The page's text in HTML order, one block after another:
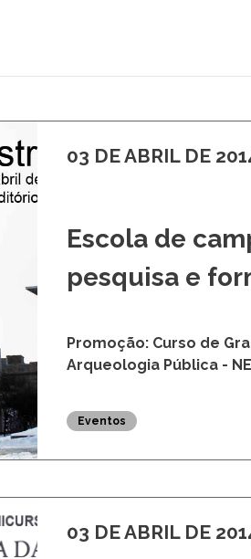
03 DE ABRIL DE
Escola de
pesquisa e
Promoção: Curso de
Arqueologia Pública -
Eventos
03 DE ABRIL DE